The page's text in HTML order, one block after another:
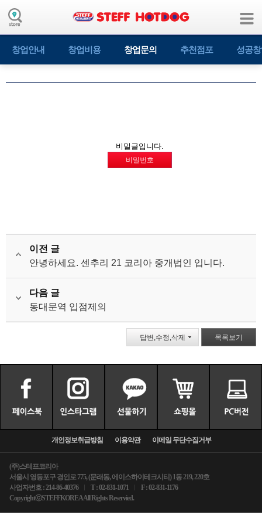
창업안내 창업비용 창업문의 추천점포 성공
비밀글입니다.
비밀번호
이전 글
안녕하세요. 센추리 21 코리아 중개법인 입니다.
다음 글
동대문역 입점제의
답변,수정,삭제 목록보기
개인정보취급방침 이용약관 이메일 무단수집거부
(주)스테프코리아
서울시 영등포구 경인로 775, (문래동, 에이스하이테크시티) 1동 219, 220호
사업자번호 : 214-86-40376
T : 02-831-1071
F : 02-831-1176
CopyrightⓒSTEFFKOREA All Rights Reservied.